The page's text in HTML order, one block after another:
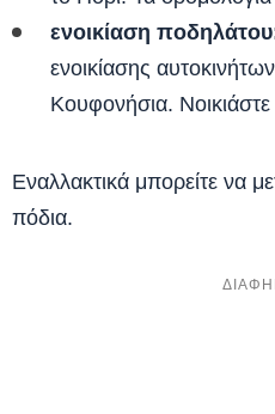
ενοικίαση
ενοικίασης
Κουφονήσια.
Εναλλακτικά μπορείτε να
πόδια.